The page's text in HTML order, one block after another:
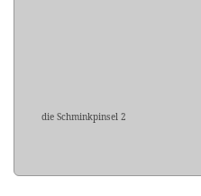
die Schminkpinsel 2